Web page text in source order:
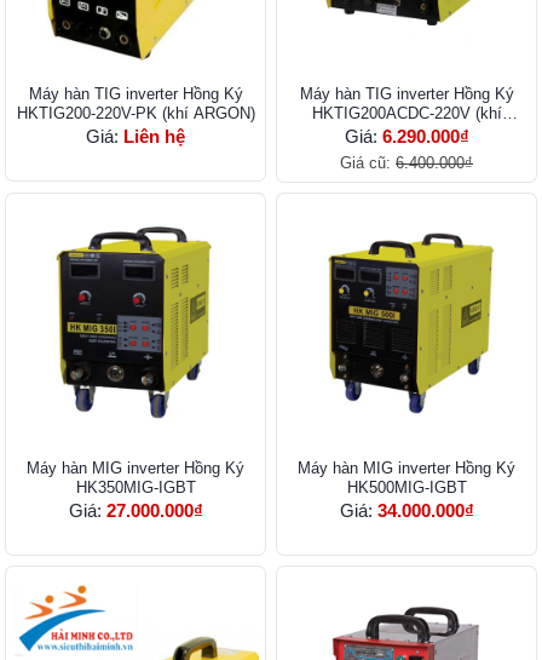
Máy hàn TIG inverter Hồng Ký
HKTIG200-220V-PK (khí ARGON)
Giá: Liên hệ
Máy hàn TIG inverter Hồng Ký
HKTIG200ACDC-220V (khí
ARGON)
Giá: 6.290.000₫
Giá cũ: 6.400.000₫
Máy hàn MIG inverter Hồng Ký
HK350MIG-IGBT
Giá: 27.000.000₫
Máy hàn MIG inverter Hồng Ký
HK500MIG-IGBT
Giá: 34.000.000₫